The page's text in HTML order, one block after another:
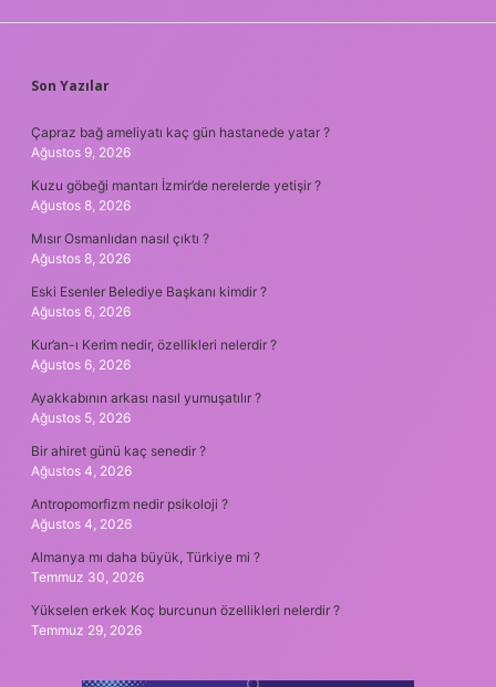
SIDEBAR
Son Yazılar
Çapraz bağ ameliyatı kaç gün hastanede yatar ?
Ağustos 9, 2026
Kuzu göbeği mantarı İzmir’de nerelerde yetişir ?
Ağustos 8, 2026
Mısır Osmanlıdan nasıl çıktı ?
Ağustos 8, 2026
Eski Esenler Belediye Başkanı kimdir ?
Ağustos 6, 2026
Kur’an-ı Kerim nedir, özellikleri nelerdir ?
Ağustos 6, 2026
Ayakkabının arkası nasıl yumuşatılır ?
Ağustos 5, 2026
Bir ahiret günü kaç senedir ?
Ağustos 4, 2026
Antropomorfizm nedir psikoloji ?
Ağustos 4, 2026
Almanya mı daha büyük, Türkiye mi ?
Temmuz 30, 2026
Yükselen erkek Koç burcunun özellikleri nelerdir ?
Temmuz 29, 2026